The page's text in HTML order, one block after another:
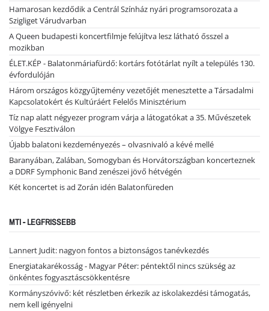
Hamarosan kezdődik a Centrál Színház nyári programsorozata a
Szigliget Várudvarban
A Queen budapesti koncertfilmje felújítva lesz látható ősszel a
mozikban
ÉLET.KÉP - Balatonmáriafürdő: kortárs fotótárlat nyílt a település 130.
évfordulóján
Három országos közgyűjtemény vezetőjét menesztette a Társadalmi
Kapcsolatokért és Kultúráért Felelős Minisztérium
Tíz nap alatt négyezer program várja a látogatókat a 35. Művészetek
Völgye Fesztiválon
Újabb balatoni kezdeményezés – olvasnivaló a kévé mellé
Baranyában, Zalában, Somogyban és Horvátországban koncerteznek
a DDRF Symphonic Band zenészei jövő hétvégén
Két koncertet is ad Zorán idén Balatonfüreden
MTI - LEGFRISSEBB
Lannert Judit: nagyon fontos a biztonságos tanévkezdés
Energiatakarékosság - Magyar Péter: péntektől nincs szükség az
önkéntes fogyasztáscsökkentésre
Kormányszóvivő: két részletben érkezik az iskolakezdési támogatás,
nem kell igényelni